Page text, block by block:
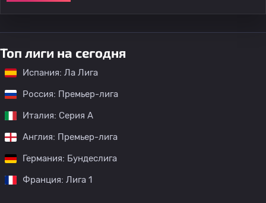
Топ лиги на сегодня
Испания: Ла Лига
Россия: Премьер-лига
Италия: Серия А
Англия: Премьер-лига
Германия: Бундеслига
Франция: Лига 1